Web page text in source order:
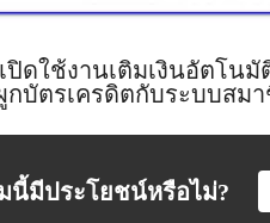
ปิดใช้งานเติมเงินอัตโนมั
กบัตรเครดิตกับระบบสม
นี้มีประโยชน์หรือไม่?